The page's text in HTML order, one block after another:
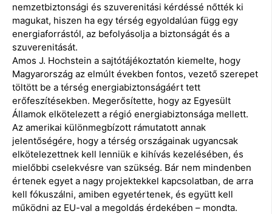
nemzetbiztonsági és szuverenitási kérdéssé nőtték ki
magukat, hiszen ha egy térség egyoldalúan függ egy
energiaforrástól, az befolyásolja a biztonságát és a
szuverenitását.
Amos J. Hochstein a sajtótájékoztatón kiemelte, hogy
Magyarország az elmúlt években fontos, vezető szerepet
töltött be a térség energiabiztonságáért tett
erőfeszítésekben. Megerősítette, hogy az Egyesült
Államok elkötelezett a régió energiabiztonsága mellett.
Az amerikai különmegbízott rámutatott annak
jelentőségére, hogy a térség országainak ugyancsak
elkötelezettnek kell lenniük e kihívás kezelésében, és
mielőbbi cselekvésre van szükség. Bár nem mindenben
értenek egyet a nagy projektekkel kapcsolatban, de arra
kell fókuszálni, amiben egyetértenek, és együtt kell
működni az EU-val a megoldás érdekében – mondta.